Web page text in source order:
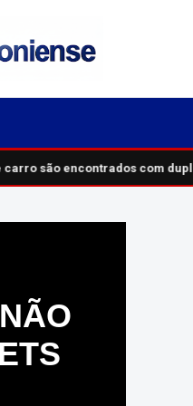
são encontrados com